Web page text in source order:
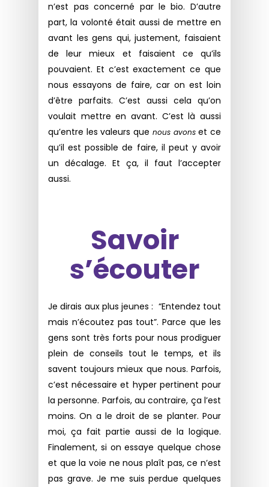
n’est pas concerné par le bio. D’autre
part, la volonté était aussi de mettre en
avant les gens qui, justement, faisaient
de leur mieux et faisaient ce qu’ils
pouvaient. Et c’est exactement ce que
nous essayons de faire, car on est loin
d’être parfaits. C’est aussi cela qu’on
voulait mettre en avant. C’est là aussi
qu’entre les valeurs que nous avonset ce
qu’il est possible de faire, il peut y avoir
un décalage. Et ça, il faut l’accepter
aussi.
Savoir
s’écouter
Je dirais aux plus jeunes : “Entendez tout
mais n’écoutez pas tout”. Parce que les
gens sont très forts pour nous prodiguer
plein de conseils tout le temps, et ils
savent toujours mieux que nous. Parfois,
c’est nécessaire et hyper pertinent pour
la personne. Parfois, au contraire, ça l’est
moins. On a le droit de se planter. Pour
moi, ça fait partie aussi de la logique.
Finalement, si on essaye quelque chose
et que la voie ne nous plaît pas, ce n’est
pas grave. Je me suis perdue quelques